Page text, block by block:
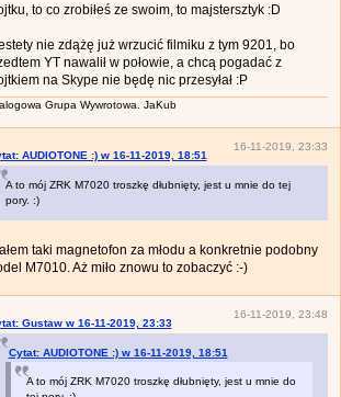
to co zrobiłeś ze swoim, to majstersztyk :D
nie zdążę już wrzucić filmiku z tym 9201, bo
YT nawalił w połowie, a chcą pogadać z
na Skype nie będę nic przesyłał :P
Grupa Wywrotowa. JaKub
16-11-2019, 23:33
AUDIOTONE :) w 16-11-2019, 18:51
A to mój ZRK M7020 troszkę dłubnięty, jest u mnie do tej
pory. :)
taki magnetofon za młodu a konkretnie podobny
M7010. Aż miło znowu to zobaczyć :-)
16-11-2019, 23:48
Gustaw w 16-11-2019, 23:33
Cytat: AUDIOTONE :) w 16-11-2019, 18:51
A to mój ZRK M7020 troszkę dłubnięty, jest u mnie do